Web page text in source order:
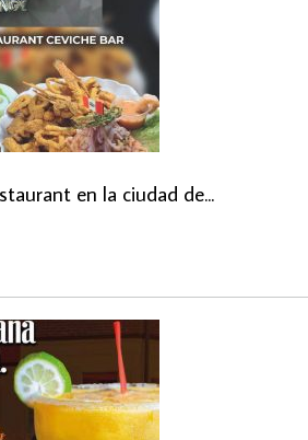
en la ciudad de...